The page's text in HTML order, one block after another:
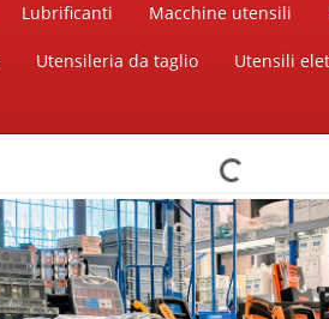
Lubrificanti Macchine utensili
Utensileria da taglio Utensili